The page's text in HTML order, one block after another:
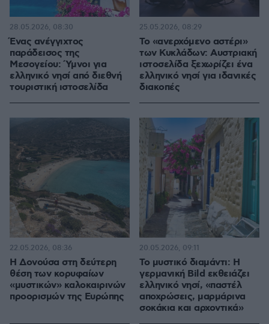
Ένας ανέγγιχτος
παράδεισος της
Μεσογείου: Ύμνοι για
ελληνικό νησί από διεθνή
τουριστική ιστοσελίδα
28.05.2026, 08:30
To «ανερχόμενο αστέρι»
των Κυκλάδων: Αυστριακή
ιστοσελίδα ξεχωρίζει ένα
ελληνικό νησί για ιδανικές
διακοπές
25.05.2026, 08:29
Η Δονούσα στη δεύτερη
θέση των κορυφαίων
«μυστικών» καλοκαιρινών
προορισμών της Ευρώπης
22.05.2026, 08:36
Το μυστικό διαμάντι: Η
γερμανική Bild εκθειάζει
ελληνικό νησί, «παστέλ
αποχρώσεις, μαρμάρινα
σοκάκια και αρχοντικά»
20.05.2026, 09:11